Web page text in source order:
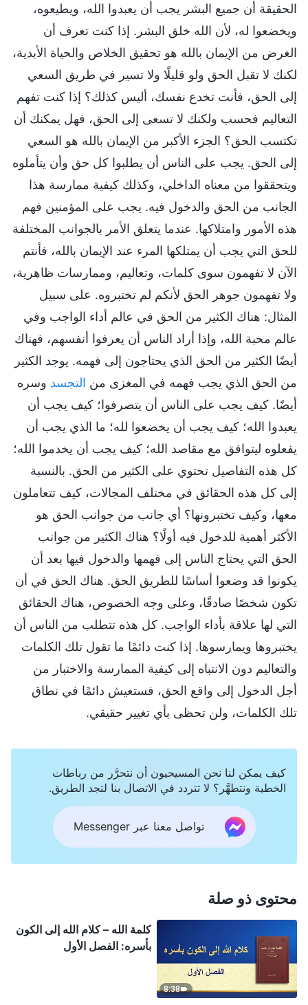
الحقيقة أن جميع البشر يجب أن يعبدوا الله، ويطيعوه،
ويخضعوا له، لأن الله خلق البشر. إذا كنت تعرف أن
الغرض من الإيمان بالله هو تحقيق الخلاص والحياة الأبدية،
لكنك لا تقبل الحق ولو قليلًا ولا تسير في طريق السعي
إلى الحق، فأنت تخدع نفسك، أليس كذلك؟ إذا كنت تفهم
التعاليم فحسب ولكنك لا تسعى إلى الحق، فهل يمكنك أن
تكتسب الحق؟ الجزء الأكبر من الإيمان بالله هو السعي
إلى الحق. يجب على الناس أن يطلبوا كل حق وأن يتأملوه
ويتحققوا من معناه الداخلي، وكذلك كيفية ممارسة هذا
الجانب من الحق والدخول فيه. يجب على المؤمنين فهم
هذه الأمور وامتلاكها. عندما يتعلق الأمر بالجوانب المختلفة
للحق التي يجب أن يمتلكها المرء عند الإيمان بالله، فأنتم
الآن لا تفهمون سوى كلمات، وتعاليم، وممارسات ظاهرية،
ولا تفهمون جوهر الحق لأنكم لم تختبروه. على سبيل
المثال: هناك الكثير من الحق في عالم أداء الواجب وفي
عالم محبة الله، وإذا أراد الناس أن يعرفوا أنفسهم، فهناك
أيضًا الكثير من الحق الذي يحتاجون إلى فهمه. يوجد الكثير
من الحق الذي يجب فهمه في المغزى من التجسد وسره
أيضًا. كيف يجب على الناس أن يتصرفوا؛ كيف يجب أن
يعبدوا الله؛ كيف يجب أن يخضعوا لله؛ ما الذي يجب أن
يفعلوه ليتوافق مع مقاصد الله؛ كيف يجب أن يخدموا الله؛
كل هذه التفاصيل تحتوي على الكثير من الحق. بالنسبة
إلى كل هذه الحقائق في مختلف المجالات، كيف تتعاملون
معها، وكيف تختبرونها؟ أي جانب من جوانب الحق هو
الأكثر أهمية للدخول فيه أولًا؟ هناك الكثير من جوانب
الحق التي يحتاج الناس إلى فهمها والدخول فيها بعد أن
يكونوا قد وضعوا أساسًا للطريق الحق. هناك الحق في أن
تكون شخصًا صادقًا، وعلى وجه الخصوص، هناك الحقائق
التي لها علاقة بأداء الواجب. كل هذه تتطلب من الناس أن
يختبروها ويمارسوها. إذا كنت دائمًا ما تقول تلك الكلمات
والتعاليم دون الانتباه إلى كيفية الممارسة والاختبار من
أجل الدخول إلى واقع الحق، فستعيش دائمًا في نطاق
تلك الكلمات، ولن تحظى بأي تغيير حقيقي.
كيف يمكن لنا نحن المسيحيون أن نتحرَّر من رباطات
الخطية ونتطهَّر؟ لا تتردد في الاتصال بنا لتجد الطريق.
تواصل معنا عبر Messenger
محتوى ذو صلة
8:38
كلمة الله – كلام الله إلى الكون
بأسره: الفصل الأول